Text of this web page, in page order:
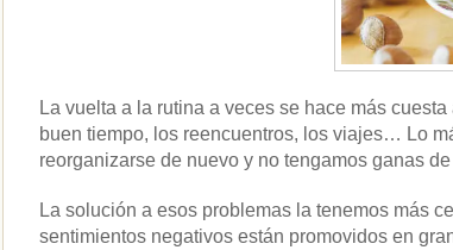
La vuelta a la rutina a veces se hace más
buen tiempo, los reencuentros, los viajes… Lo
reorganizarse de nuevo y no tengamos ganas
La solución a esos problemas la tenemos más
sentimientos negativos están promovidos en